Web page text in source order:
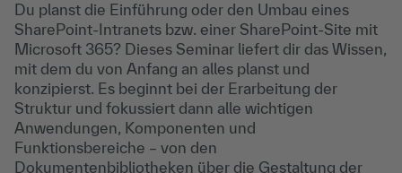
Du planst die Einführung oder den Umbau eines
SharePoint-Intranets bzw. einer SharePoint-Site mit
Microsoft 365? Dieses Seminar liefert dir das Wissen,
mit dem du von Anfang an alles planst und
konzipierst. Es beginnt bei der Erarbeitung der
Struktur und fokussiert dann alle wichtigen
Anwendungen, Komponenten und
Funktionsbereiche – von den
Dokumentenbibliotheken über die Gestaltung der